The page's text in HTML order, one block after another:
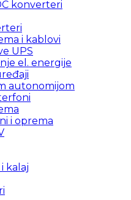
konverteri
i kablovi
UPS
el. energije
autonomijom
i oprema
kalaj